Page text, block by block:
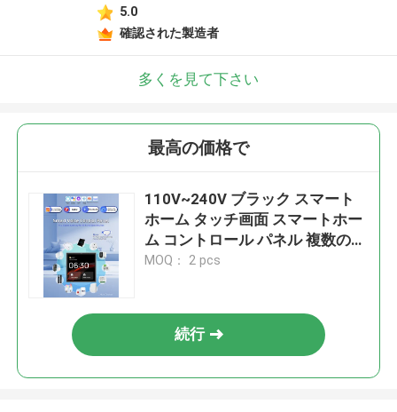
5.0
確認された製造者
多くを見て下さい
最高の価格で
110V~240V ブラック スマート
ホーム タッチ画面 スマートホー
ム コントロール パネル 複数のス
マート接続 内蔵音声制御
MOQ： 2 pcs
続行